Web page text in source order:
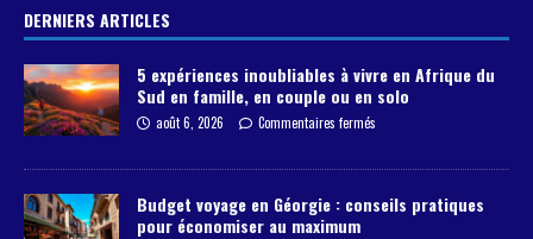
DERNIERS ARTICLES
5 expériences inoubliables à vivre en Afrique du
Sud en famille, en couple ou en solo
août 6, 2026 Commentaires fermés
Budget voyage en Géorgie : conseils pratiques
pour économiser au maximum